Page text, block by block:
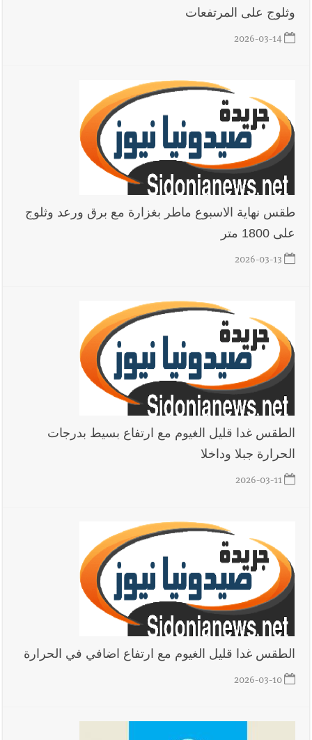
أخبار لبنان الجيش اللبناني : إصابة أحد العسكريين بجروح طفيفة
نتيجة استهداف إسرائيلي معادٍ لجرافة للجيش في بلدة المنصوري -
صور
أخبار لبنان
مسيّرة أسرائيلية القت قنبلة صوتية باتجاه جرافة للجيش
اللبناني خلال عملها في المنصوري ومعلومات أولية عن اصابة أحد
العسكريين
بسام طليس : نرفض فرض ضريبة جديدة على
المحروقات تحت شعار حماية البيئة والأولوية اليوم للتخفيف من
معاناة المواطنين
أخبار لبنان الرئيس بري يدعو الى جلسة عامة في 11 و12 الحالي
العالم العربي
المعاناة التي تمزق القلوب والضمائر؟
أخبار صيدا بالصور : بلدية صيدا تستقبل السيد محمد زيدان:
استعراض شامل لمشاريع وتأكيدٌ على حماية القيمة التراثية للمدينة
القديمة
وثلوج على المرتفعات
2026-03-14
طقس نهاية الاسبوع ماطر بغزارة مع برق ورعد وثلوج
على 1800 متر
2026-03-13
الطقس غدا قليل الغيوم مع ارتفاع بسيط بدرجات
الحرارة جبلا وداخلا
2026-03-11
الطقس غدا قليل الغيوم مع ارتفاع اضافي في الحرارة
2026-03-10